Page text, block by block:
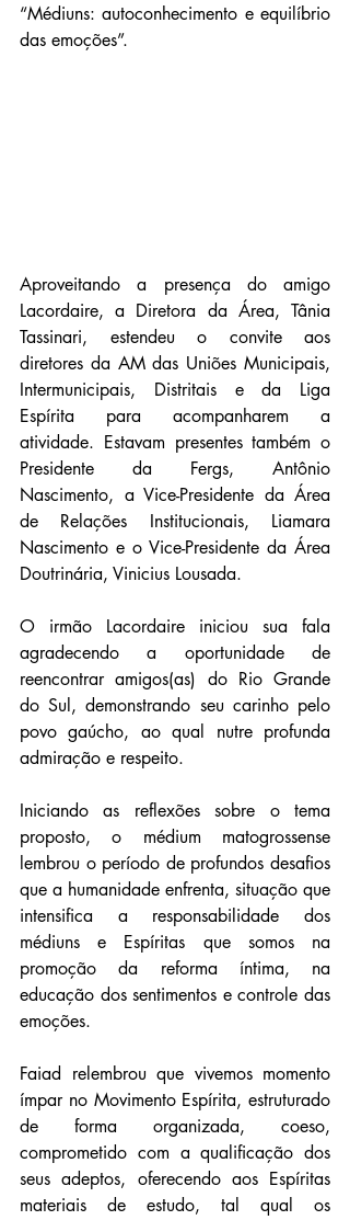
“Médiuns: autoconhecimento e equilíbrio
das emoções”.
Aproveitando a presença do amigo
Lacordaire, a Diretora da Área, Tânia
Tassinari, estendeu o convite aos
diretores da AM das Uniões Municipais,
Intermunicipais, Distritais e da Liga
Espírita para acompanharem a
atividade. Estavam presentes também o
Presidente da Fergs, Antônio
Nascimento, a Vice-Presidente da Área
de Relações Institucionais, Liamara
Nascimento e o Vice-Presidente da Área
Doutrinária, Vinicius Lousada.
O irmão Lacordaire iniciou sua fala
agradecendo a oportunidade de
reencontrar amigos(as) do Rio Grande
do Sul, demonstrando seu carinho pelo
povo gaúcho, ao qual nutre profunda
admiração e respeito.
Iniciando as reflexões sobre o tema
proposto, o médium matogrossense
lembrou o período de profundos desafios
que a humanidade enfrenta, situação que
intensifica a responsabilidade dos
médiuns e Espíritas que somos na
promoção da reforma íntima, na
educação dos sentimentos e controle das
emoções.
Faiad relembrou que vivemos momento
ímpar no Movimento Espírita, estruturado
de forma organizada, coeso,
comprometido com a qualificação dos
seus adeptos, oferecendo aos Espíritas
materiais de estudo, tal qual os